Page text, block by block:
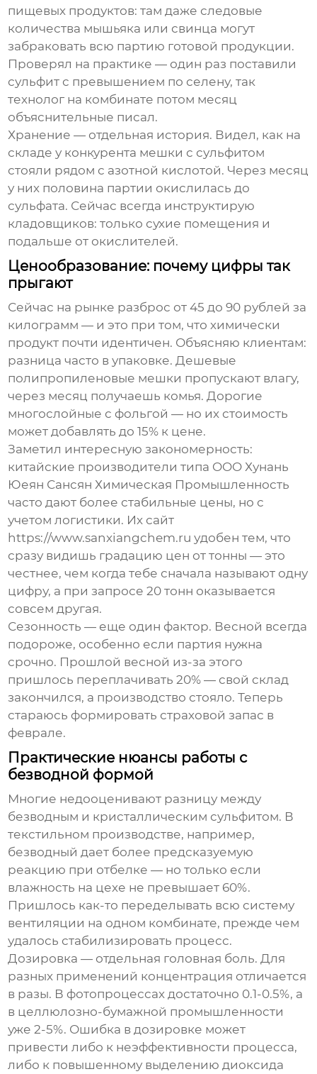
пищевых продуктов: там даже следовые
количества мышьяка или свинца могут
забраковать всю партию готовой продукции.
Проверял на практике — один раз поставили
сульфит с превышением по селену, так
технолог на комбинате потом месяц
объяснительные писал.
Хранение — отдельная история. Видел, как на
складе у конкурента мешки с сульфитом
стояли рядом с азотной кислотой. Через месяц
у них половина партии окислилась до
сульфата. Сейчас всегда инструктирую
кладовщиков: только сухие помещения и
подальше от окислителей.
Ценообразование: почему цифры так
прыгают
Сейчас на рынке разброс от 45 до 90 рублей за
килограмм — и это при том, что химически
продукт почти идентичен. Объясняю клиентам:
разница часто в упаковке. Дешевые
полипропиленовые мешки пропускают влагу,
через месяц получаешь комья. Дорогие
многослойные с фольгой — но их стоимость
может добавлять до 15% к цене.
Заметил интересную закономерность:
китайские производители типа OOO Хунань
Юеян Сансян Химическая Промышленность
часто дают более стабильные цены, но с
учетом логистики. Их сайт
https://www.sanxiangchem.ru удобен тем, что
сразу видишь градацию цен от тонны — это
честнее, чем когда тебе сначала называют одну
цифру, а при запросе 20 тонн оказывается
совсем другая.
Сезонность — еще один фактор. Весной всегда
подороже, особенно если партия нужна
срочно. Прошлой весной из-за этого
пришлось переплачивать 20% — свой склад
закончился, а производство стояло. Теперь
стараюсь формировать страховой запас в
феврале.
Практические нюансы работы с
безводной формой
Многие недооценивают разницу между
безводным и кристаллическим сульфитом. В
текстильном производстве, например,
безводный дает более предсказуемую
реакцию при отбелке — но только если
влажность на цехе не превышает 60%.
Пришлось как-то переделывать всю систему
вентиляции на одном комбинате, прежде чем
удалось стабилизировать процесс.
Дозировка — отдельная головная боль. Для
разных применений концентрация отличается
в разы. В фотопроцессах достаточно 0.1-0.5%, а
в целлюлозно-бумажной промышленности
уже 2-5%. Ошибка в дозировке может
привести либо к неэффективности процесса,
либо к повышенному выделению диоксида